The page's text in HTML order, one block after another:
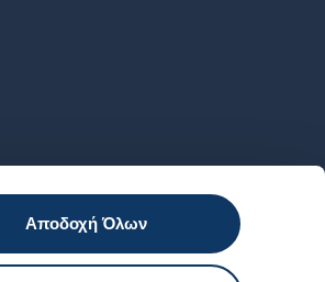
Αποδοχή Όλων